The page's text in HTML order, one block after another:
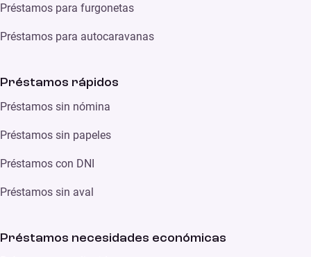
Préstamos para furgonetas
Préstamos para autocaravanas
Préstamos rápidos
Préstamos sin nómina
Préstamos sin papeles
Préstamos con DNI
Préstamos sin aval
Préstamos necesidades económicas